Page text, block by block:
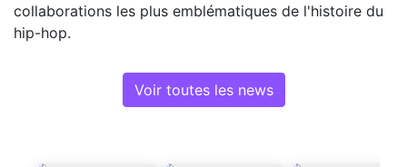
collaborations les plus emblématiques de l'histoire du
hip-hop.
Voir toutes les news